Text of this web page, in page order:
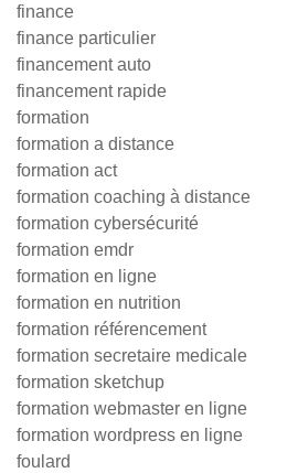
finance
finance particulier
financement auto
financement rapide
formation
formation a distance
formation act
formation coaching à distance
formation cybersécurité
formation emdr
formation en ligne
formation en nutrition
formation référencement
formation secretaire medicale
formation sketchup
formation webmaster en ligne
formation wordpress en ligne
foulard